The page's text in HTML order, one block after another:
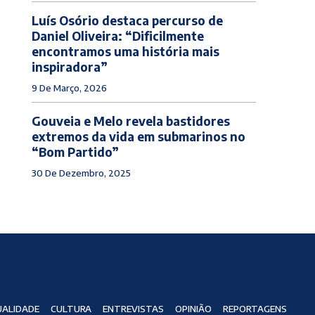
Luís Osório destaca percurso de
Daniel Oliveira: “Dificilmente
encontramos uma história mais
inspiradora”
9 De Março, 2026
Gouveia e Melo revela bastidores
extremos da vida em submarinos no
“Bom Partido”
30 De Dezembro, 2025
CULTURA ENTREVISTAS OPINIÃO REPORTAGENS